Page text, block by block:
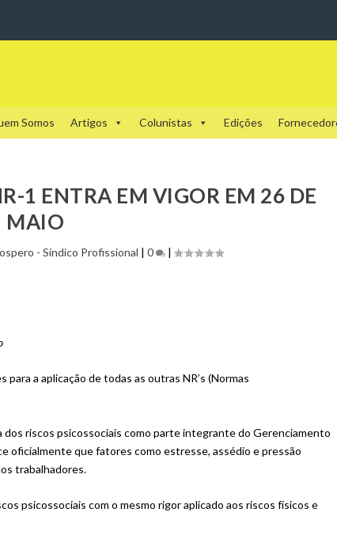
Somos Artigos Colunistas Edições
1 ENTRA EM VIGOR EM 26 DE
MAIO
- Síndico Profissional | 0 |
a aplicação de todas as outras NR’s (Normas
dos riscos psicossociais como parte integrante do Gerenciamento
oficialmente que fatores como estresse, assédio e pressão
trabalhadores.
psicossociais com o mesmo rigor aplicado aos riscos físicos e